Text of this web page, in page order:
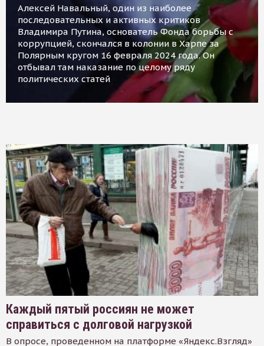
Алексей Навальный, один из наиболее
последовательных и активных критиков
Владимира Путина, основатель Фонда борьбы с
коррупцией, скончался в колонии в Харпе за
Полярным кругом 16 февраля 2024 года. Он
отбывал там наказание по целому ряду
политических статей
Каждый пятый россиян не может
справиться с долговой нагрузкой
В опросе, проведенном на платформе «Яндекс.Взгляд»